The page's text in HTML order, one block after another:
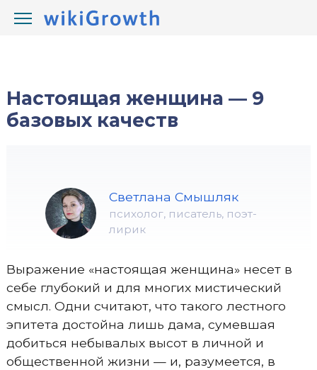
wikiGrowth.com / Отношения
Настоящая женщина — 9
базовых качеств
Светлана Смышляк
психолог, писатель, поэт-
лирик
Выражение «настоящая женщина» несет в
себе глубокий и для многих мистический
смысл. Одни считают, что такого лестного
эпитета достойна лишь дама, сумевшая
добиться небывалых высот в личной и
общественной жизни — и, разумеется, в